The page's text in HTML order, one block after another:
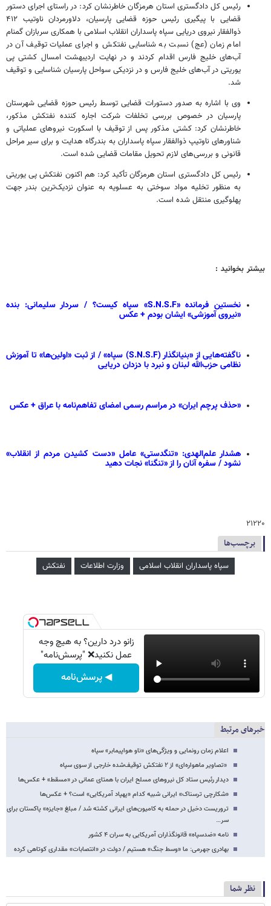
رئیس کل دادگستری استان هرمزگان خاطرنشان کرد: در راستای اجرای دستور
قضایی با پیگیری رئیس حوزه قضایی پارسیان، دلاورمردان ناوتیب ۴۱۲
ذوالفقار نیروی دریایی سپاه پاسداران انقلاب اسلامی با همکاری سربازان گمنام
امام زمان (عج) نسبت به شناسایی نفتکش و اجرای عملیات توقیف آن در
آب‌های خلیج فارس اقدام کردند و در نهایت اردیبهشت امسال کشتی پی
یوریتی در آب‌های خلیج فارس و در نزدیکی سواحل پارسیان شناسایی و توقیف
شد.
وی با اشاره به صدور دستورات قضایی توسط رئیس حوزه قضایی شهرستان
پارسیان در خصوص بررسی تخلفات شرکت اجاره کننده نفتکش مذکور،
خاطرنشان کرد: کشتی مذکور پس از توقیف با اسکورت نیروهای عملیاتی و
شناورهای ناوتیپ ذوالفقار سپاه پاسداران به بندرگاه هدایت و برای سیر مراحل
قانونی و بررسی‌های لازم تحویل مقامات قضایی شده است.
رئیس کل دادگستری استان هرمزگان تأکید کرد: هم اکنون نفتکش پی یوریتی
به منظور تخلیه مواد سوختی به عسلویه به عنوان نزدیک‌ترین بندر جهت
پهلوگیری منتقل شده است.
بیشتر بخوانید :
نخستین فرمانده «S.N.S.F» سپاه کیست؟ / سردار سلیمانی: بنده
«نیروی آموزشی» ایشان بودم + عکس
ناگفته‌هایی از «بنیانگذار (S.N.S.F) سپاه» / از ثبت «اولین‌ها» تا آموزش
نظامی حزب‌الله لبنان و نبرد با دزدان دریایی
«حذف پرچم ایران» در مراسم رسمی امضای تفاهم‌نامه با عراق + عکس
هشدار علم‌الهدی: «تنگدستی» عامل «دست کشیدن مردم از انقلاب»
نشود / سفره آنان را از «تنگنا» نجات دهید
۲۱۲۲۰
برچسب‌ها
سپاه پاسداران انقلاب اسلامی وزارت اطلاعات نفتکش
زانو درد دارین؟ به هیچ وجه
عمل نکنید❌ "پرسش‌نامه"
◀ پرسش‌نامه
خبرهای مرتبط
اعلام زمان رونمایی و ویژگی‌های «ناو هواپیمابر» سپاه
«تصاویر ماهواره‌ای» از ۲ نفتکش توقیف‌شده خارجی از سوی سپاه
دیدار رئیس ستاد کل نیروهای مسلح ایران با همتای عمانی در «مسقط» + عکس‌ها
«شکارچی ترسناک» ایرانی شبیه کدام «پهپاد آمریکایی» است؟ + عکس‌ها
تروریست‌ دخیل در حمله به کامیون‌های ایرانی کشته شد / مبلغ «جایزه» پاکستان برای
سر…
نامه «ضدسپاه» قانونگذاران آمریکایی به سران ۴ کشور
بهادری جهرمی: ما «وسط جنگ» هستیم / دولت در «انتصابات» مقداری کوتاهی کرده
نظر شما